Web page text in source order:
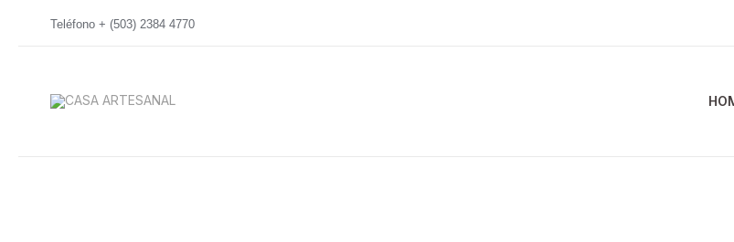
Teléfono + (503) 2384 4770